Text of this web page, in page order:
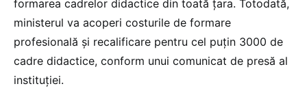
formarea cadrelor didactice din toată țara. Totodată,
ministerul va acoperi costurile de formare
profesională și recalificare pentru cel puțin 3000 de
cadre didactice, conform unui comunicat de presă al
instituției.